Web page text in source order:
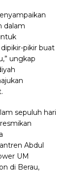
dalam
pikir buat
ungkap
sepuluh hari
Abdul
UM
di Berau,